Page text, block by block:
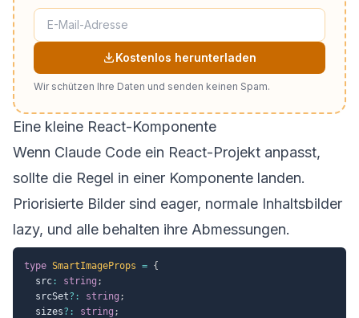
Kostenlos herunterladen
Wir schützen Ihre Daten und senden keinen Spam.
Eine kleine React-Komponente
Wenn Claude Code ein React-Projekt anpasst,
sollte die Regel in einer Komponente landen.
Priorisierte Bilder sind eager, normale Inhaltsbilder
lazy, und alle behalten ihre Abmessungen.
type SmartImageProps = {
  src
: string ;
  srcSet
? : string ;
  sizes
? : string ;